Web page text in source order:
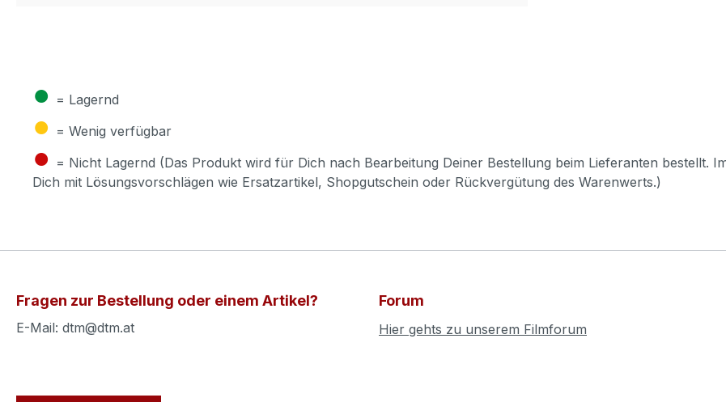
● = Lagernd
● = Wenig verfügbar
● = Nicht Lagernd (Das Produkt wird für Dich nach Bearbeitung Deiner Bestellung beim Lieferanten bestellt.
Dich mit Lösungsvorschlägen wie Ersatzartikel, Shopgutschein oder Rückvergütung des Warenwerts.)
Fragen zur Bestellung oder einem Artikel?
E-Mail: dtm@dtm.at
Forum
Hier gehts zu unserem Filmforum